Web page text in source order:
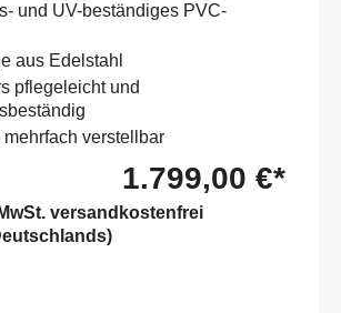
und UV-beständiges PVC-
aus Edelstahl
pflegeleicht und
mehrfach verstellbar
1.799,00 €*
versandkostenfrei